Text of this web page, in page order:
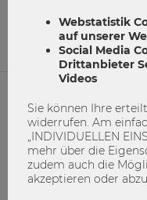
Keine Suchergebnisse
NETIQUETTE
IMPRESSUM
MACH MIT!
Webstatistik
auf unserer
Social Media
Drittanbieter
Videos
Sie können Ihre
widerrufen. Am
„INDIVIDUELLEN
mehr über die
zudem auch die
akzeptieren oder